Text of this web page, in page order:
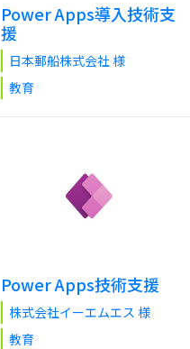
Power Apps導入技術支
援
日本郵船株式会社 様
教育
Power Apps技術支援
株式会社イーエムエス 様
教育